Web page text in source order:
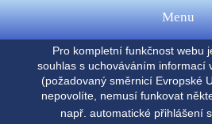
Pro kompletní funkčnost webu
souhlas s uchováváním informací
(požadovaný směrnicí Evropské
nepovolíte, nemusí funkovat
např. automatické přihlášení